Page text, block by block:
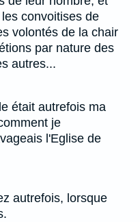
convoitises de
volontés de la chair
par nature des
autres...
était autrefois ma
je
l'Eglise de
autrefois, lorsque